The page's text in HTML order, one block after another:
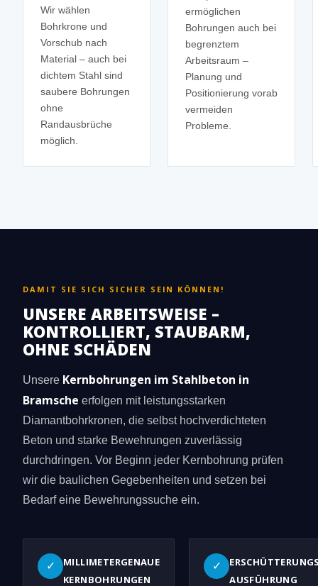
Wir wählen
Bohrkrone und
Vorschub nach
Material – auch bei
dichtem Stahl sind
saubere Bohrungen
ohne
Randausbrüche
möglich.
ermöglichen
Bohrungen auch bei
begrenztem
Arbeitsraum –
Planung und
Positionierung vorab
vermeiden
Probleme.
DAMIT SIE SICH SICHER SEIN KÖNNEN!
UNSERE ARBEITSWEISE –
KONTROLLIERT, STAUBARM,
OHNE SCHÄDEN
Unsere Kernbohrungen im Stahlbeton in
Bramsche erfolgen mit leistungsstarken
Diamantbohrkronen, die selbst hochverdichteten
Beton und starke Bewehrungen zuverlässig
durchdringen. Vor Beginn jeder Kernbohrung prüfen
wir die baulichen Gegebenheiten und setzen bei
Bedarf eine Bewehrungssuche ein.
✓
MILLIMETERGENAUE
KERNBOHRUNGEN
✓
AUSFÜHRUNG